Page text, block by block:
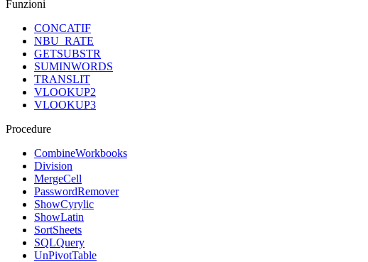
Funzioni
CONCATIF
NBU_RATE
GETSUBSTR
SUMINWORDS
TRANSLIT
VLOOKUP2
VLOOKUP3
Procedure
CombineWorkbooks
Division
MergeCell
PasswordRemover
ShowCyrylic
ShowLatin
SortSheets
SQLQuery
UnPivotTable